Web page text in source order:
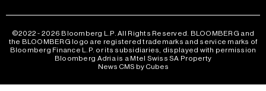
©2022 - 2026 Bloomberg L.P. All Rights Reserved. BLOOMBERG and
the BLOOMBERG logo are registered trademarks and service marks of
Bloomberg Finance L.P. or its subsidiaries, displayed with permission
Bloomberg Adria is a Mtel Swiss SA Property
News CMS by Cubes